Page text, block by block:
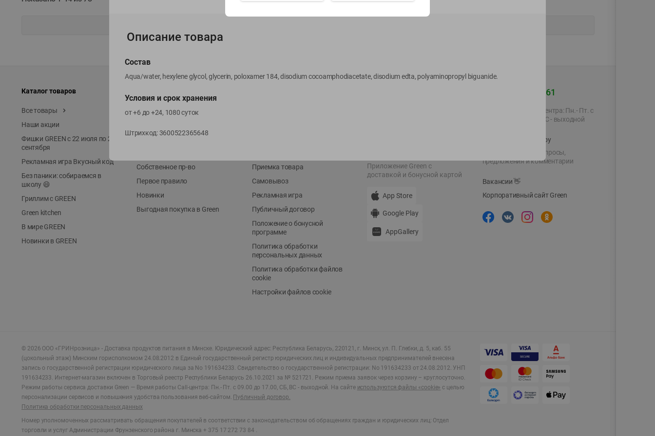
Каталог товаров
Все товары
Наши акции
Фишки GREEN с 22 июля по 22
сентября
Рекламная игра Вкусный код
Без паники: собираемся в
школу 😄
Гриллим с GREEN
Green kitchen
В мире GREEN
Новинки в GREEN
Акции
ЭКОлиния
Собственное пр-во
Первое правило
Новинки
Выгодная покупка в Green
Приемка товара
Самовывоз
Рекламная игра
Публичный договор
Положение о бонусной
программе
Политика обработки
персональных данных
Политика обработки файлов
cookie
Настройки файлов cookie
Приложение Green c
доставкой и бонусной картой
App Store
Google Play
AppGallery
+375 44 560-60-61
Время работы Call-центра: Пн.- Пт. с
09.00 до 17.00, СБ, ВС - выходной
shop@green-market.by
Пишите нам свои вопросы,
предложения и комментарии
Вакансии👋
Корпоративный сайт Green
© 2026 ООО «ГРИНрозница» - Доставка продуктов питания в Минске. Юридический адрес: Республика Беларусь, 220121, г. Минск, ул. П. Глебки, д. 5, каб. 55
(цокольный этаж) Минским горисполкомом 24.08.2012 в Единый государственный регистр юридических лиц и индивидуальных предпринимателей внесена
запись о государственной регистрации юридического лица за No 191634233. Свидетельство о государственной регистрации: No 191634233 от 24.08.2012. УНП
191634233. Интернет-магазин включен в Торговый реестр Республики Беларусь 26.10.2021 за № 521721. Режим приема заявок через корзину – круглосуточно.
Режим работы сервиса доставки Green — Время работы Call-центра: Пн.- Пт. с 09.00 до 17.00, СБ, ВС - выходной. На сайте используются файлы «cookie» с целью
персонализации сервисов и повышения удобства пользования веб-сайтом. Публичный договор.
Политика обработки персональных данных
Номер уполномоченных рассматривать обращения покупателей в соответствии с законодательством об обращениях граждан и юридических лиц: Отдел
торговли и услуг Администрации Фрунзенского района г. Минска + 375 17 272 73 84 .
Описание товара
Состав
Aqua/water, hexylene glycol, glycerin, poloxamer 184, disodium cocoamphodiacetate, disodium edta, polyaminopropyl biguanide.
Условия и срок хранения
от +6 до +24, 1080 суток
Штрихкод:3600522365648